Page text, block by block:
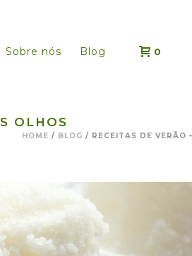
Sobre nós Blog 0
OLHOS
HOME / BLOG / RECEITAS DE VERÃO